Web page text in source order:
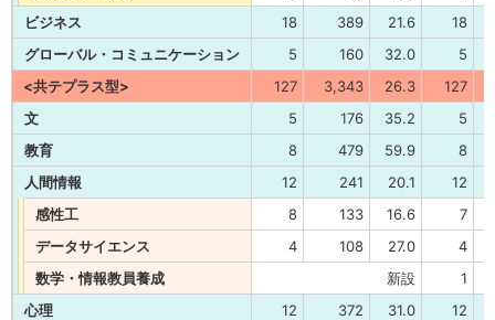
ビジネス
18 389 21.6
18
グローバル・コミュニケーション
5 160 32.0
5
<共テプラス型>
127 3,343 26.3 127
文
5 176 35.2
5
教育
8 479 59.9
8
人間情報
12 241 20.1
12
感性工
8 133 16.6
7
データサイエンス
4 108 27.0
4
数学・情報教員養成
新設
1
心理
12 372 31.0
12